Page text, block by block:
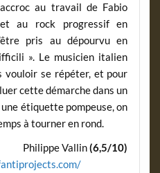
au travail de Fabio
au rock progressif en
pris au dépourvu en
». Le musicien italien
vouloir se répéter, et pour
cette démarche dans un
étiquette pompeuse, on
à tourner en rond.
Philippe Vallin(6,5/10)